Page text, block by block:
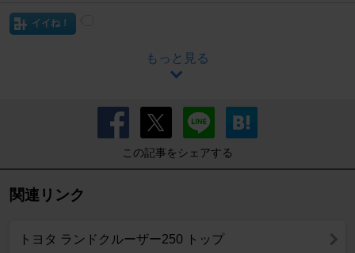
イイね！
もっと見る
この記事をシェアする
関連リンク
トヨタ ランドクルーザー250 トップ